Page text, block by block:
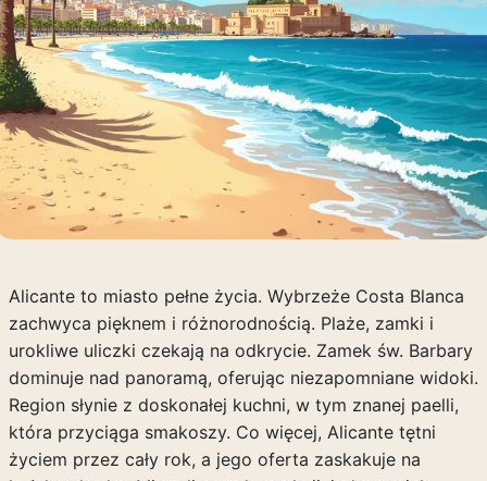
Alicante to miasto pełne życia. Wybrzeże Costa Blanca
zachwyca pięknem i różnorodnością. Plaże, zamki i
urokliwe uliczki czekają na odkrycie. Zamek św. Barbary
dominuje nad panoramą, oferując niezapomniane widoki.
Region słynie z doskonałej kuchni, w tym znanej paelli,
która przyciąga smakoszy. Co więcej, Alicante tętni
życiem przez cały rok, a jego oferta zaskakuje na